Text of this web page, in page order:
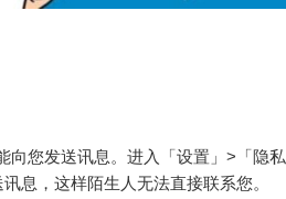
向您发送讯息。进入「设置」>「隐私
息，这样陌生人无法直接联系您。